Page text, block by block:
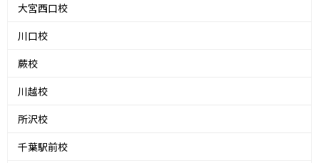
大宮西口校
川口校
蕨校
川越校
所沢校
千葉駅前校